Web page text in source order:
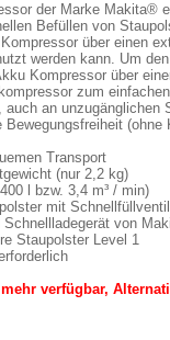
der Marke Makita®
Befüllen von
über einen
werden kann. Um
Kompressor über
zum
auch an unzugänglichen
Bewegungsfreiheit (ohne
Transport
(nur 2,2 kg)
l bzw. 3,4 m³ / min)
mit Schnellfüllventil
von
Staupolster Level 1
verfügbar,